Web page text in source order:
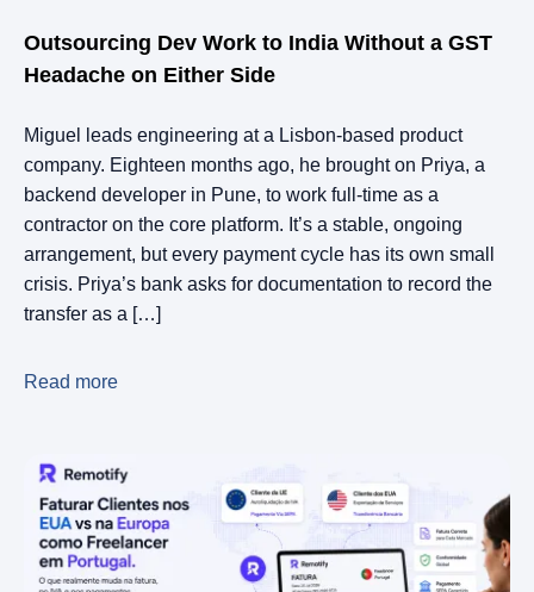
Outsourcing Dev Work to India Without a GST
Headache on Either Side
Miguel leads engineering at a Lisbon-based product
company. Eighteen months ago, he brought on Priya, a
backend developer in Pune, to work full-time as a
contractor on the core platform. It’s a stable, ongoing
arrangement, but every payment cycle has its own small
crisis. Priya’s bank asks for documentation to record the
transfer as a […]
Read more